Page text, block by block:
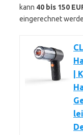
kann 40 bis 150
eingerechnet
|